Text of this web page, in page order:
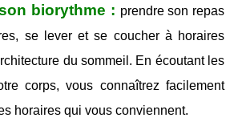
biorythme : prendre son repas
se lever et se coucher à horaires
du sommeil. En écoutant les
corps, vous connaîtrez facilement
horaires qui vous conviennent.